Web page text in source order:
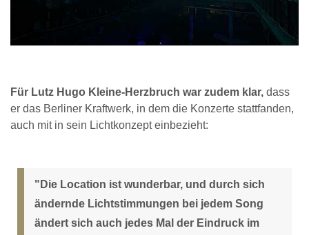
Für Lutz Hugo Kleine-Herzbruch war zudem klar, dass
er das Berliner Kraftwerk, in dem die Konzerte stattfanden,
auch mit in sein Lichtkonzept einbezieht:
"Die Location ist wunderbar, und durch sich
ändernde Lichtstimmungen bei jedem Song
ändert sich auch jedes Mal der Eindruck im